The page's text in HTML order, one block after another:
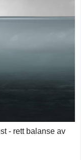
- rett balanse av